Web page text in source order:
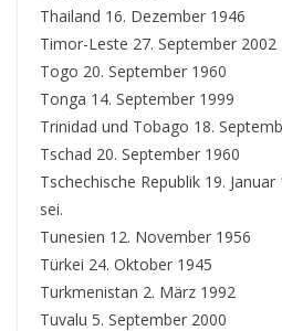
Thailand 16. Dezember 1946
Timor-Leste 27. September 2002
Togo 20. September 1960
Tonga 14. September 1999
Trinidad und Tobago 18.
Tschad 20. September 1960
Tschechische Republik 19. Januar
sei.
Tunesien 12. November 1956
Türkei 24. Oktober 1945
Turkmenistan 2. März 1992
Tuvalu 5. September 2000